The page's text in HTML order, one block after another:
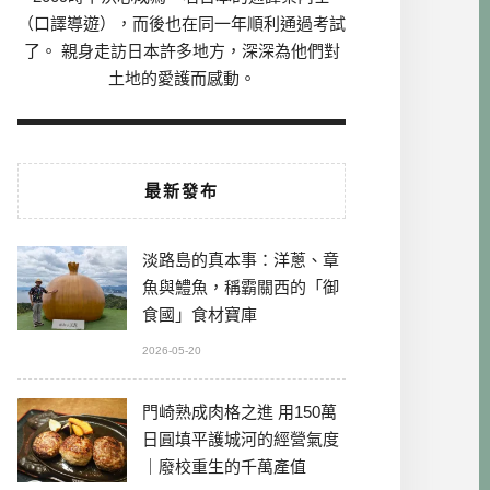
（口譯導遊），而後也在同一年順利通過考試
了。 親身走訪日本許多地方，深深為他們對
土地的愛護而感動。
最新發布
淡路島的真本事：洋蔥、章
魚與鱧魚，稱霸關西的「御
食國」食材寶庫
2026-05-20
門崎熟成肉格之進 用150萬
日圓填平護城河的經營氣度
｜廢校重生的千萬產值